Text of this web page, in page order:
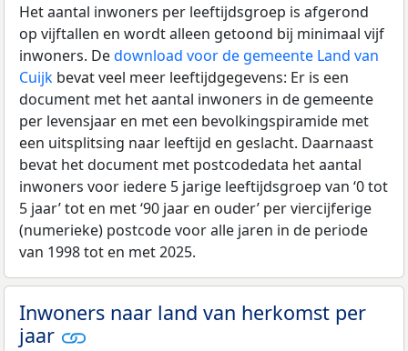
Het aantal inwoners per leeftijdsgroep is afgerond
op vijftallen en wordt alleen getoond bij minimaal vijf
inwoners. Dedownload voor de gemeente Land van
Cuijk bevat veel meer leeftijdgegevens: Er is een
document met het aantal inwoners in de gemeente
per levensjaar en met een bevolkingspiramide met
een uitsplitsing naar leeftijd en geslacht. Daarnaast
bevat het document met postcodedata het aantal
inwoners voor iedere 5 jarige leeftijdsgroep van ‘0 tot
5 jaar’ tot en met ‘90 jaar en ouder’ per viercijferige
(numerieke) postcode voor alle jaren in de periode
van 1998 tot en met 2025.
Inwoners naar land van herkomst per
jaar